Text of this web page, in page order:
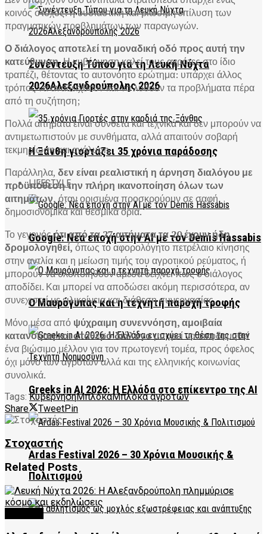
Συνέντευξη Τύπου για τη Λευκή Νύχτα
2026Αλεξανδρούπολης 2026
Η Ξάνθη γιορτάζει 35 χρόνια παράδοσης
LIFESTYLE
Google: Νέα εποχή στην AI με τον Demis Hassabis
Ο Μαυρόγυπας και η τεχνητή παροχή τροφής
Greeks in AI 2026: Η Ελλάδα στο επίκεντρο της AI
Ardas Festival 2026 – 30 Χρόνια Μουσικής &
Πολιτισμού
κοινός στόχος: η ουσιαστική και βιώσιμη επίλυση των
πραγματικών προβλημάτων των παραγωγών.
Ο διάλογος αποτελεί τη μοναδική οδό προς αυτή την
κατεύθυνση.Η κυβέρνηση καλεί τους αγρότες στο ίδιο
τραπέζι, θέτοντας το αυτονόητο ερώτημα: υπάρχει άλλος
τρόπος να αναδειχθούν και να λυθούν τα προβλήματα πέρα
από τη συζήτηση;
Πολλά αιτήματα είναι σύνθετα και τεχνικά και δεν μπορούν να
αντιμετωπιστούν με συνθήματα, αλλά απαιτούν σοβαρή
τεκμηρίωση και ανάλυση.
Παράλληλα, δεν είναι ρεαλιστική η άρνηση διαλόγου με
προϋπόθεση την πλήρη ικανοποίηση όλων των
αιτημάτων,όταν ορισμένα προσκρούουν σε σαφή
δημοσιονομικά και θεσμικά όρια.
Το γεγονόςότι από τα 27 αιτήματα τα 20 έχουν ήδη
δρομολογηθεί, όπως το αφορολόγητο πετρέλαιο κίνησης
στην αντλία και η μείωση τιμής του αγροτικού ρεύματος, ή
μπορούν να υλοποιηθούν άμεσα δείχνει πως ο διάλογος
αποδίδει. Και μπορεί να αποδώσει ακόμη περισσότερα, αν
συνεχιστεί με ειλικρίνεια και διάθεση συνεργασίας.
Μόνο μέσα από ψύχραιμη συνεννόηση, αμοιβαία
κατανόηση και σταθερό διάλογομπορεί να οικοδομηθεί
ένα βιώσιμο μέλλον για τον πρωτογενή τομέα, προς όφελος
όχι μόνο των αγροτών αλλά και της ελληνικής κοινωνίας
συνολικά.
Tags: ΚυβέρνησηΜπλόκαΜπλόκα αγροτών
Share
TweetPin
Στοχαστής
Related Posts